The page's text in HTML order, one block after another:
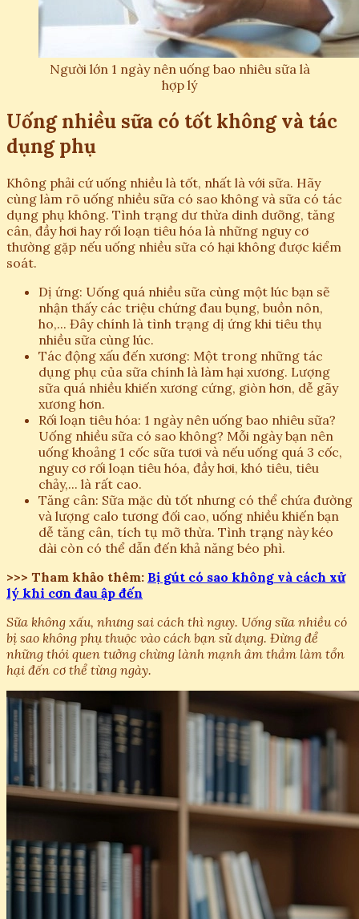
Người lớn 1 ngày nên uống bao nhiêu sữa là
hợp lý
Uống nhiều sữa có tốt không và tác
dụng phụ
Không phải cứ uống nhiều là tốt, nhất là với sữa. Hãy
cùng làm rõ uống nhiều sữa có sao không và sữa có tác
dụng phụ không. Tình trạng dư thừa dinh dưỡng, tăng
cân, đầy hơi hay rối loạn tiêu hóa là những nguy cơ
thường gặp nếu uống nhiều sữa có hại không được kiểm
soát.
Dị ứng: Uống quá nhiều sữa cùng một lúc bạn sẽ
nhận thấy các triệu chứng đau bụng, buồn nôn,
ho,... Đây chính là tình trạng dị ứng khi tiêu thụ
nhiều sữa cùng lúc.
Tác động xấu đến xương: Một trong những tác
dụng phụ của sữa chính là làm hại xương. Lượng
sữa quá nhiều khiến xương cứng, giòn hơn, dễ gãy
xương hơn.
Rối loạn tiêu hóa: 1 ngày nên uống bao nhiêu sữa?
Uống nhiều sữa có sao không? Mỗi ngày bạn nên
uống khoảng 1 cốc sữa tươi và nếu uống quá 3 cốc,
nguy cơ rối loạn tiêu hóa, đầy hơi, khó tiêu, tiêu
chảy,... là rất cao.
Tăng cân: Sữa mặc dù tốt nhưng có thể chứa đường
và lượng calo tương đối cao, uống nhiều khiến bạn
dễ tăng cân, tích tụ mỡ thừa. Tình trạng này kéo
dài còn có thể dẫn đến khả năng béo phì.
>>> Tham khảo thêm: Bị gút có sao không và cách xử
lý khi cơn đau ập đến
Sữa không xấu, nhưng sai cách thì nguy. Uống sữa nhiều có
bị sao không phụ thuộc vào cách bạn sử dụng. Đừng để
những thói quen tưởng chừng lành mạnh âm thầm làm tổn
hại đến cơ thể từng ngày.